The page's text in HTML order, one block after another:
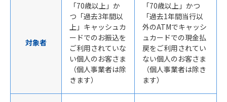
対象者
「70歳以上」か
つ「過去3年間以
上」キャッシュカ
ードでのお振込を
ご利用されていな
い個人のお客さま
（個人事業者は除
きます）
「70歳以上」かつ
「過去1年間当行以
外のATMでキャッシ
ュカードでの現金払
戻をご利用されてい
ない個人のお客さま
（個人事業者は除き
ます）